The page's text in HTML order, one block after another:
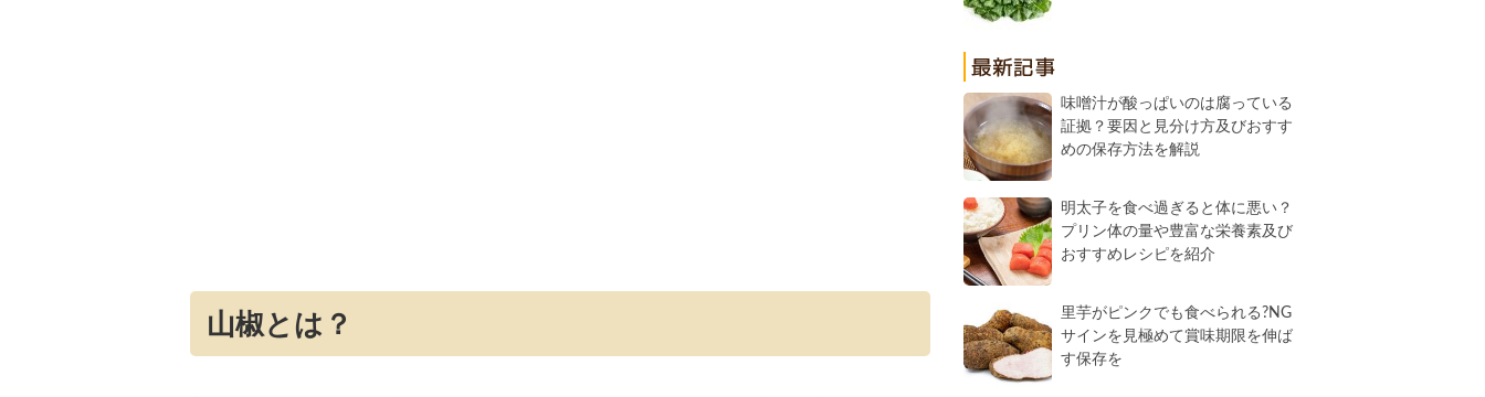
山椒とは？
味噌汁が酸っぱいのは腐っている
証拠？要因と見分け方及びおすす
めの保存方法を解説
明太子を食べ過ぎると体に悪い？
プリン体の量や豊富な栄養素及び
おすすめレシピを紹介
里芋がピンクでも食べられる?NG
サインを見極めて賞味期限を伸ば
す保存を